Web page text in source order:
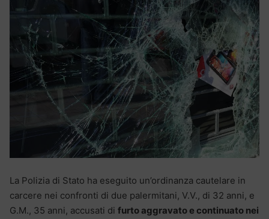
La Polizia di Stato ha eseguito un’ordinanza cautelare in
carcere nei confronti di due palermitani, V.V., di 32 anni, e
G.M., 35 anni, accusati di furto aggravato e continuato nei